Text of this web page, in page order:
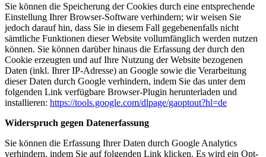
Sie können die Speicherung der Cookies durch eine entsprechende
Einstellung Ihrer Browser-Software verhindern; wir weisen Sie
jedoch darauf hin, dass Sie in diesem Fall gegebenenfalls nicht
sämtliche Funktionen dieser Website vollumfänglich werden nutzen
können. Sie können darüber hinaus die Erfassung der durch den
Cookie erzeugten und auf Ihre Nutzung der Website bezogenen
Daten (inkl. Ihrer IP-Adresse) an Google sowie die Verarbeitung
dieser Daten durch Google verhindern, indem Sie das unter dem
folgenden Link verfügbare Browser-Plugin herunterladen und
installieren: https://tools.google.com/dlpage/gaoptout?hl=de
Widerspruch gegen Datenerfassung
Sie können die Erfassung Ihrer Daten durch Google Analytics
verhindern, indem Sie auf folgenden Link klicken. Es wird ein Opt-